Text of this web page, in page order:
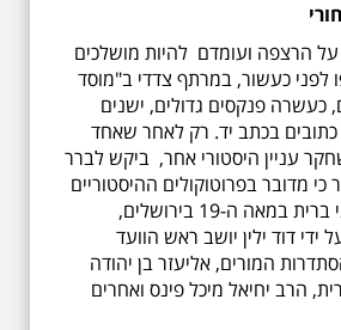
על הרצפה ועומדם להיות מושלכים
כעשור, במרתף צדדי ב"מוסד
כעשרה פנקסים גדולים, ישנים
כתובים בכתב יד. רק לאחר שאחד
עניין היסטורי אחר, ביקש לברר
מדובר בפרוטוקולים ההיסטוריים
של הקמת ארגון בני ברית במאה ה-19 בירושלים,
ידי דוד ילין יושב ראש הוועד
המורים, אליעזר בן יהודה
הרב יחיאל מיכל פינס ואחרים